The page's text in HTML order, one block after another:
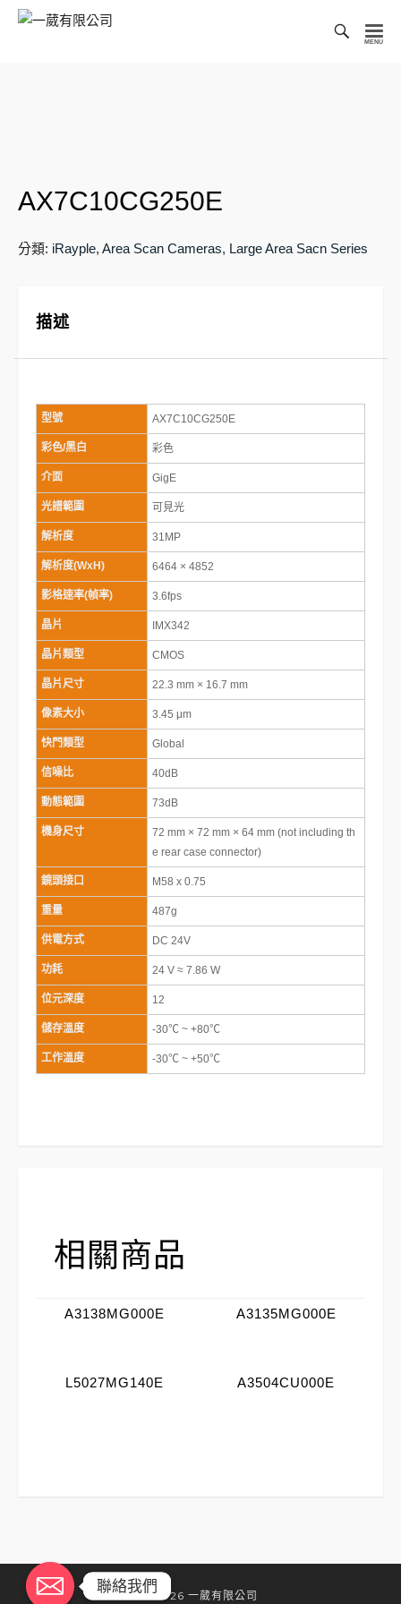
AX7C10CG250E
分類: iRayple, Area Scan Cameras, Large Area Sacn Series
描述
型號 AX7C10CG250E
彩色/黑白 彩色
介面 GigE
光譜範圍 可見光
解析度 31MP
解析度(WxH) 6464 × 4852
影格速率(幀率) 3.6fps
晶片 IMX342
晶片類型 CMOS
晶片尺寸 22.3 mm × 16.7 mm
像素大小 3.45 μm
快門類型 Global
信噪比 40dB
動態範圍 73dB
機身尺寸
72 mm × 72 mm × 64 mm (not including th
e rear case connector)
鏡頭接口 M58 x 0.75
重量 487g
供電方式 DC 24V
功耗 24 V ≈ 7.86 W
位元深度 12
儲存溫度 -30℃ ~ +80℃
工作溫度 -30℃ ~ +50℃
相關商品
A3138MG000E A3135MG000E
L5027MG140E A3504CU000E
©2026 一葳有限公司
聯絡我們
聯絡我們